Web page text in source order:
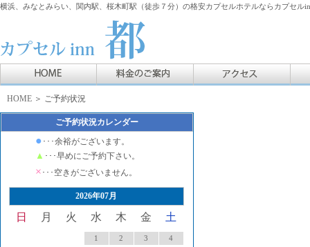
横浜、みなとみらい、関内駅、桜木町駅（徒歩７分）の格安カプセルホテルならカプセル
HOME ＞ ご予約状況
ご予約状況カレンダー
● ･･･余裕がございます。
▲ ･･･早めにご予約下さい。
× ･･･空きがございません。
2026年07月
日 月 火 水 木 金 土
1 2 3 4